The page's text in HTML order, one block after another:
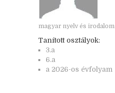
magyar nyelv és irodalom
Tanított osztályok:
3.a
6.a
a 2026-os évfolyam